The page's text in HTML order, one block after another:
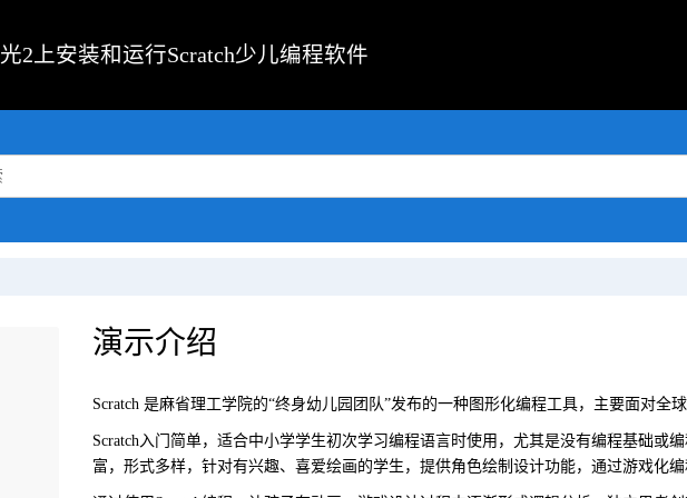
2上安装和运行Scratch少儿编程软件
演示介绍
Scratch 是麻省理工学院的“终身幼儿园团队”发布的一种图形化编程工具，主要面对全
Scratch入门简单，适合中小学学生初次学习编程语言时使用，尤其是没有编程基础或
富，形式多样，针对有兴趣、喜爱绘画的学生，提供角色绘制设计功能，通过游戏化